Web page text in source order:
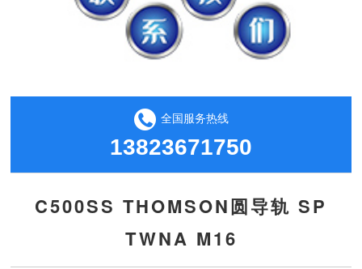
全国服务热线
13823671750
C500SS THOMSON圆导轨 SP
TWNA M16